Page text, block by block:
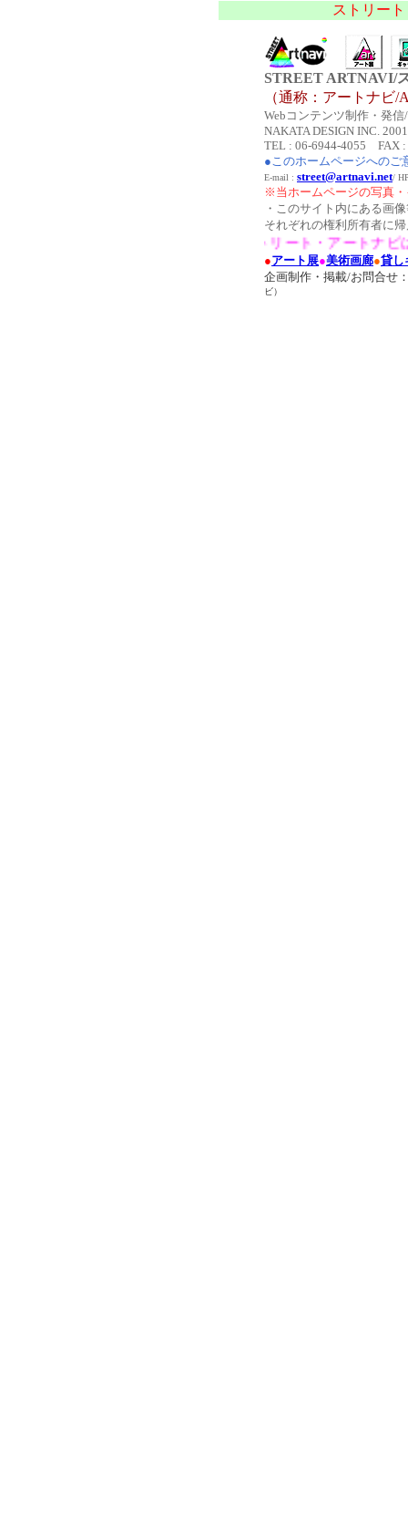
ストリー
STREET ARTNAVI/
（通称：アートナビ/
Webコンテンツ制作・発
NAKATA DESIGN INC.
TEL : 06-6944-4055 FAX :
●このホームページへのご
E-mail : street@artnavi.net/
※当ホームページの写真
・このサイト内にある画
それぞれの権利所有者に
●ストリート・アートナビは関
●アート展●美術画廊●貸し
企画制作・掲載/お問合せ
ビ）